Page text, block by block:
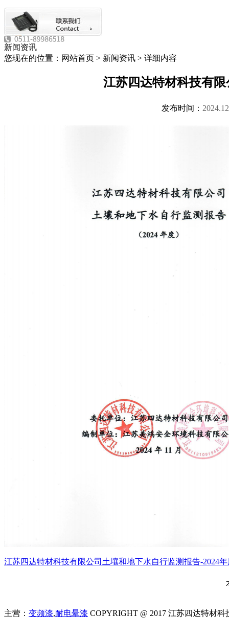
新闻资讯
您现在的位置：网站首页 > 新闻资讯 > 详细内容
江苏四达特材科技有
发布时间：
江苏四达特材科技有限公司土壤和地下水自行监测报告-2024年
主营： 变频漆,耐电晕漆 COPYRIGHT @ 2017 江苏四达特材